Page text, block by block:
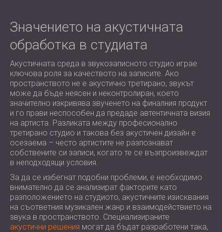
ЗВУКОИЗОЛАЦИЯ И АКУСТИКА НА
УЧЕБНИ ЗАВЕДЕНИЯ
ШУМОИЗОЛАЦИЯ И АКУСТИКА ЗА
ЗДРАВНИЯ СЕКТОР
ЗВУКОИЗОЛАЦИОННИ И АКУСТИЧНИ
РЕШЕНИЯ ЗА АУДИОЛОГИЧНИЯ
СЕКТОР
ЗВУКОИЗОЛАЦИОННИ И АКУСТИЧНИ
РЕШЕНИЯ ЗА ЦЕНТРОВЕ ЗА ДАННИ
Значението на акустичната
обработка в студиата
Акустичната среда в звукозаписното студио играе
ключова роля за качеството на записите. Ако
пространството не е акустично третирано, звукът
може да бъде неясен и неконтролиран, което
значително изкривява звученето на финалния продукт
и го прави неспособен да предаде автентичната визия
на артиста. Разликата между професионално
третирано студио и такова без акустичен дизайн е
осезаема – често артистите не разпознават
собствените си записи, когато те се възпроизвеждат
в неподходящи условия.
За да се избегнат подобни проблеми, е необходимо
внимателно да се анализират факторите като
разположението на студиото, акустичните изисквания
на съответния музикален жанр и взаимодействието на
звука в пространството. Специализираните
акустични решения могат да бъдат разработени така,